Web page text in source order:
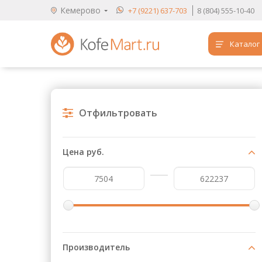
Кемерово +7 (9221) 637-703 8 (804) 555-10-40
Каталог
Кофе
Продукты для HoReCa
Расходники для кофеен
Отфильтровать
Цена руб.
Производитель